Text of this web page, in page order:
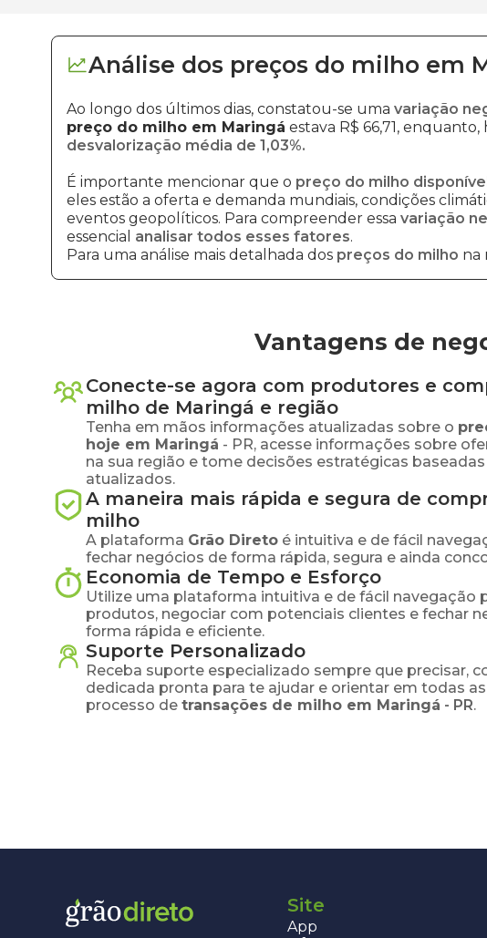
Análise dos preços do milho em
Ao longo dos últimos dias, constatou-se uma variação
preço do milho em Maringá estava R$ 66,71,
desvalorização média de 1,03%.
É importante mencionar que o preço do milho
eles estão a oferta e demanda mundiais, condições
eventos geopolíticos. Para compreender essa variação
essencial analisar todos esses fatores.
Para uma análise mais detalhada dos preços do milho na
Vantagens de
Conecte-se agora com produtores e
milho de Maringá e região
Tenha em mãos informações atualizadas sobre o
hoje em Maringá - PR, acesse informações sobre
na sua região e tome decisões estratégicas
atualizados.
A maneira mais rápida e segura de
milho
A plataforma Grão Direto é intuitiva e de fácil
fechar negócios de forma rápida, segura e ainda
Economia de Tempo e Esforço
Utilize uma plataforma intuitiva e de fácil navegação
produtos, negociar com potenciais clientes e fechar
forma rápida e eficiente.
Suporte Personalizado
Receba suporte especializado sempre que precisar,
dedicada pronta para te ajudar e orientar em todas
processo de transações de milho em Maringá - PR.
Site
App